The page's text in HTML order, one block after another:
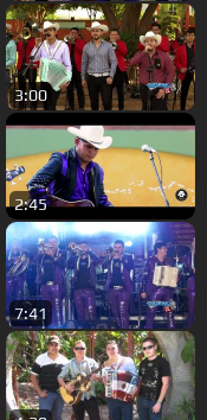
3:00
2:45
7:41